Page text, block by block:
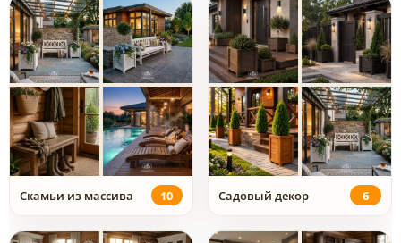
Скамьи из массива 10 Садовый декор 6